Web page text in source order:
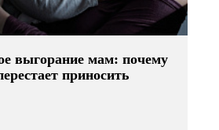
выгорание мам: почему
приносить